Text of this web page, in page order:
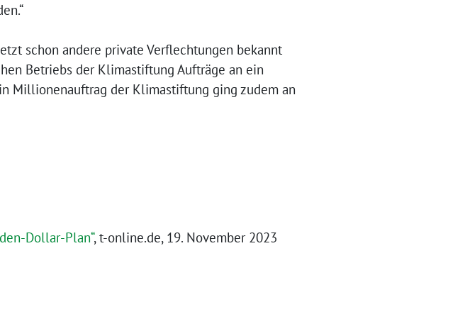
schon andere private Verflechtungen bekannt
Betriebs der Klimastiftung Aufträge an ein
Millionenauftrag der Klimastiftung ging zudem an
Dollar-Plan“, t-online.de, 19. November 2023